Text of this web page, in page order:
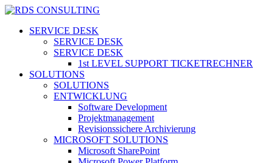
Skip
main
search
Menu
SERVICE DESK
SERVICE DESK
SERVICE DESK
1st LEVEL SUPPORT TICKETRECHNER
SOLUTIONS
SOLUTIONS
ENTWICKLUNG
Software Development
Projektmanagement
Revisionssichere Archivierung
MICROSOFT SOLUTIONS
Microsoft SharePoint